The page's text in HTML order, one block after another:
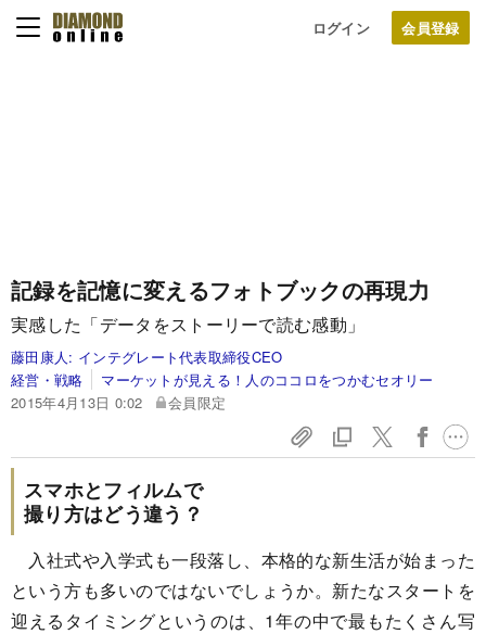
ログイン
記録を記憶に変えるフォトブックの再現力
実感した「データをストーリーで読む感動」
藤田康人: インテグレート代表取締役CEO
経営・戦略
マーケットが見える！人のココロをつかむセオリー
2015年4月13日 0:02
会員限定
スマホとフィルムで
撮り方はどう違う？
入社式や入学式も一段落し、本格的な新生活が始まった
という方も多いのではないでしょうか。新たなスタートを
迎えるタイミングというのは、1年の中で最もたくさん写